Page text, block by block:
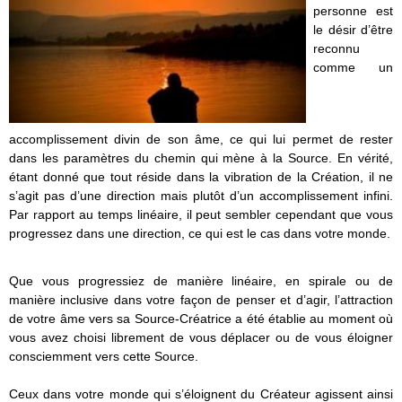
personne est
le désir d’être
reconnu
comme un
accomplissement divin de son âme, ce qui lui permet de rester
dans les paramètres du chemin qui mène à la Source. En vérité,
étant donné que tout réside dans la vibration de la Création, il ne
s’agit pas d’une direction mais plutôt d’un accomplissement infini.
Par rapport au temps linéaire, il peut sembler cependant que vous
progressez dans une direction, ce qui est le cas dans votre monde.
Que vous progressiez de manière linéaire, en spirale ou de
manière inclusive dans votre façon de penser et d’agir, l’attraction
de votre âme vers sa Source-Créatrice a été établie au moment où
vous avez choisi librement de vous déplacer ou de vous éloigner
consciemment vers cette Source.
Ceux dans votre monde qui s’éloignent du Créateur agissent ainsi